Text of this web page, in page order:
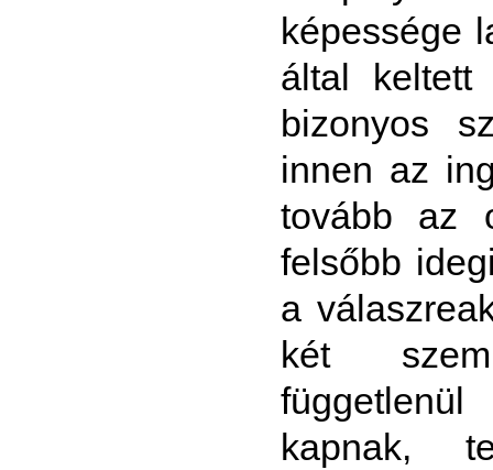
képessége
által keltett
bizonyos
innen az
tovább az
felsőbb
a
két szem
kapnak,